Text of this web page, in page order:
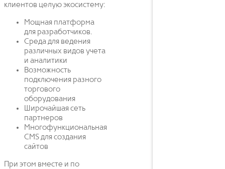
клиентов целую экосистему:
Мощная платформа
для разработчиков.
Среда для ведения
различных видов учета
и аналитики
Возможность
подключения разного
торгового
оборудования
Широчайшая сеть
партнеров
Многофункциональная
CMS для создания
сайтов
При этом вместе и по